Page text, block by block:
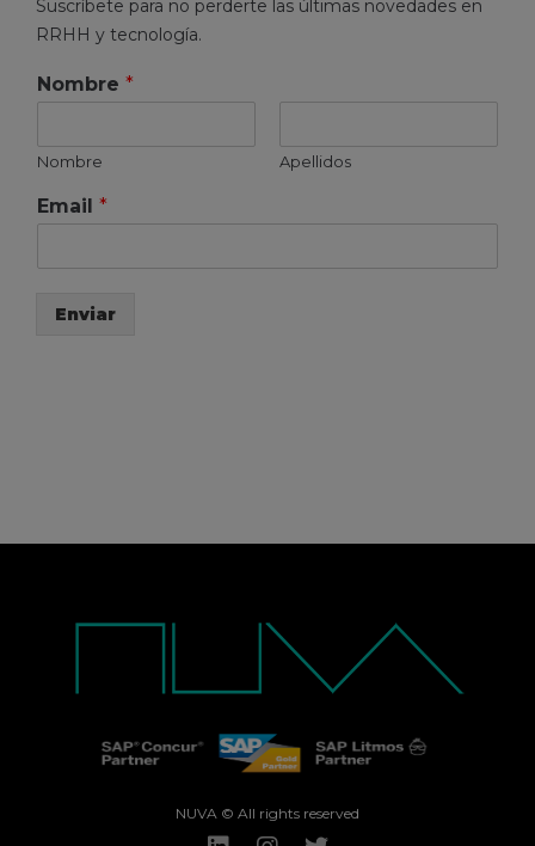
Suscríbete para no perderte las últimas novedades en
RRHH y tecnología.
Nombre *
Nombre Apellidos
Email *
Enviar
NUVA © All rights reserved